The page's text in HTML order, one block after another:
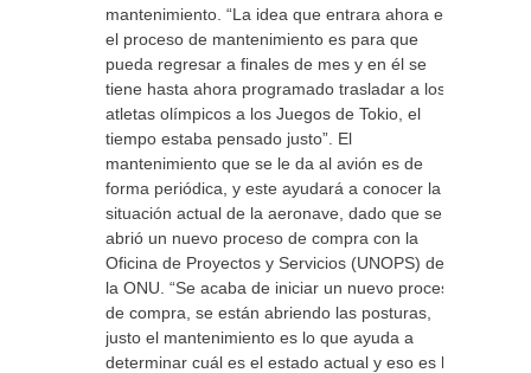
mantenimiento. “La idea que entrara ahora en
el proceso de mantenimiento es para que
pueda regresar a finales de mes y en él se
tiene hasta ahora programado trasladar a los
atletas olímpicos a los Juegos de Tokio, el
tiempo estaba pensado justo”. El
mantenimiento que se le da al avión es de
forma periódica, y este ayudará a conocer la
situación actual de la aeronave, dado que se
abrió un nuevo proceso de compra con la
Oficina de Proyectos y Servicios (UNOPS) de
la ONU. “Se acaba de iniciar un nuevo proceso
de compra, se están abriendo las posturas,
justo el mantenimiento es lo que ayuda a
determinar cuál es el estado actual y eso es lo